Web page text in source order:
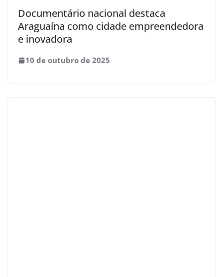
Documentário nacional destaca
Araguaína como cidade empreendedora
e inovadora
10 de outubro de 2025